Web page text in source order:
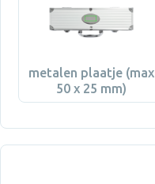
metalen plaatje (max
50 x 25 mm)